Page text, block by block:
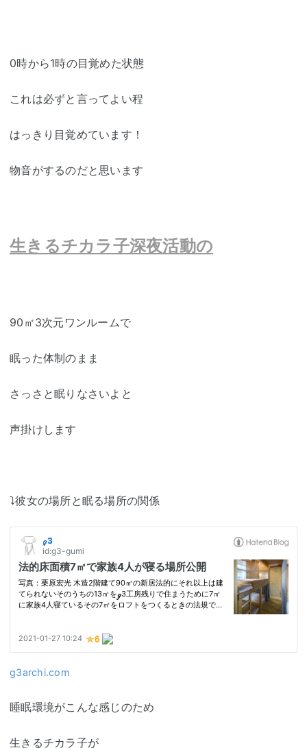
0時から1時の目覚めた状態
これは必ずと言ってよい程
はっきり目覚めています！
物音がするのだと思います
生きるチカラ子深夜活動の
90㎡3次元ワンルームで
眠った体制のまま
さっさと眠りなさいよと
声掛けします
⤵彼女の場所と眠る場所の関係
g3archi.com
睡眠環境がこんな感じのため
生きるチカラ子が